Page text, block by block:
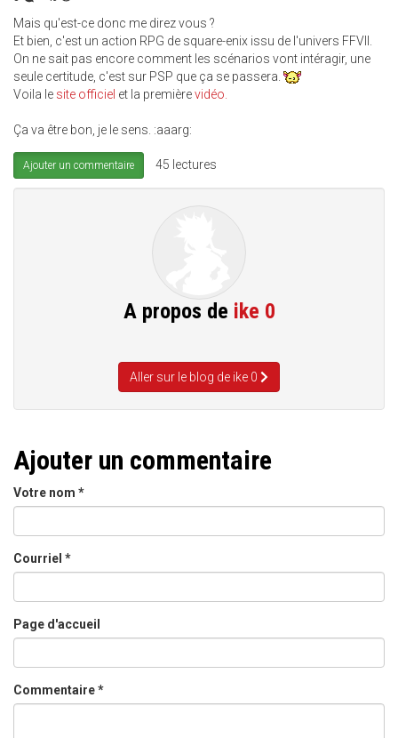
Mais qu'est-ce donc me direz vous ?
Et bien, c'est un action RPG de square-enix issu de l'univers FFVII.
On ne sait pas encore comment les scénarios vont intéragir, une
seule certitude, c'est sur PSP que ça se passera.
Voila le site officiel et la premièrevidéo.
Ça va être bon, je le sens. :aaarg:
Ajouter un commentaire 45 lectures
A propos de ike 0
Aller sur le blog de ike 0
Ajouter un commentaire
Votre nom *
Courriel *
Page d'accueil
Commentaire*